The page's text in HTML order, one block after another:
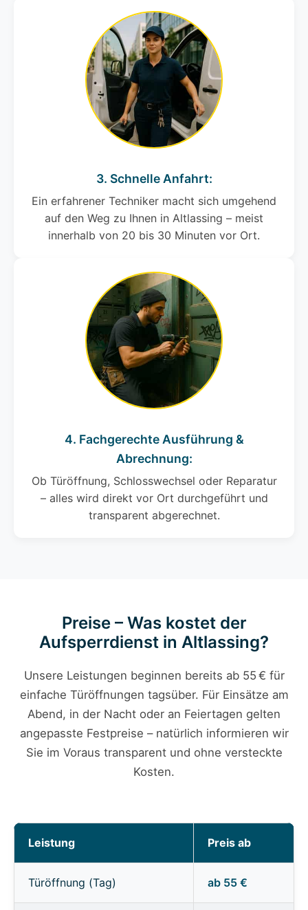
3. Schnelle Anfahrt:
Ein erfahrener Techniker macht sich umgehend
auf den Weg zu Ihnen in Altlassing – meist
innerhalb von 20 bis 30 Minuten vor Ort.
4. Fachgerechte Ausführung &
Abrechnung:
Ob Türöffnung, Schlosswechsel oder Reparatur
– alles wird direkt vor Ort durchgeführt und
transparent abgerechnet.
Preise – Was kostet der
Aufsperrdienst in Altlassing?
Unsere Leistungen beginnen bereits ab 55 € für
einfache Türöffnungen tagsüber. Für Einsätze am
Abend, in der Nacht oder an Feiertagen gelten
angepasste Festpreise – natürlich informieren wir
Sie im Voraus transparent und ohne versteckte
Kosten.
Leistung Preis ab
Türöffnung (Tag) ab 55 €